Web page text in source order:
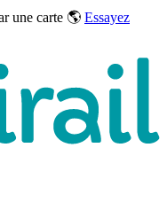
une carte 🌎 Essayez